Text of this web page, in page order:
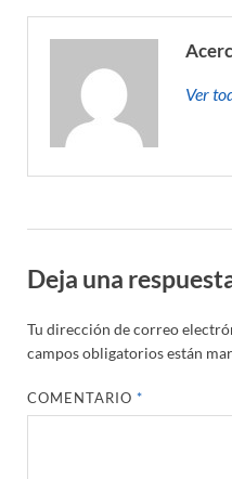
Ver
Deja una
Tu dirección de correo
campos obligatorios están
COMENTARIO*